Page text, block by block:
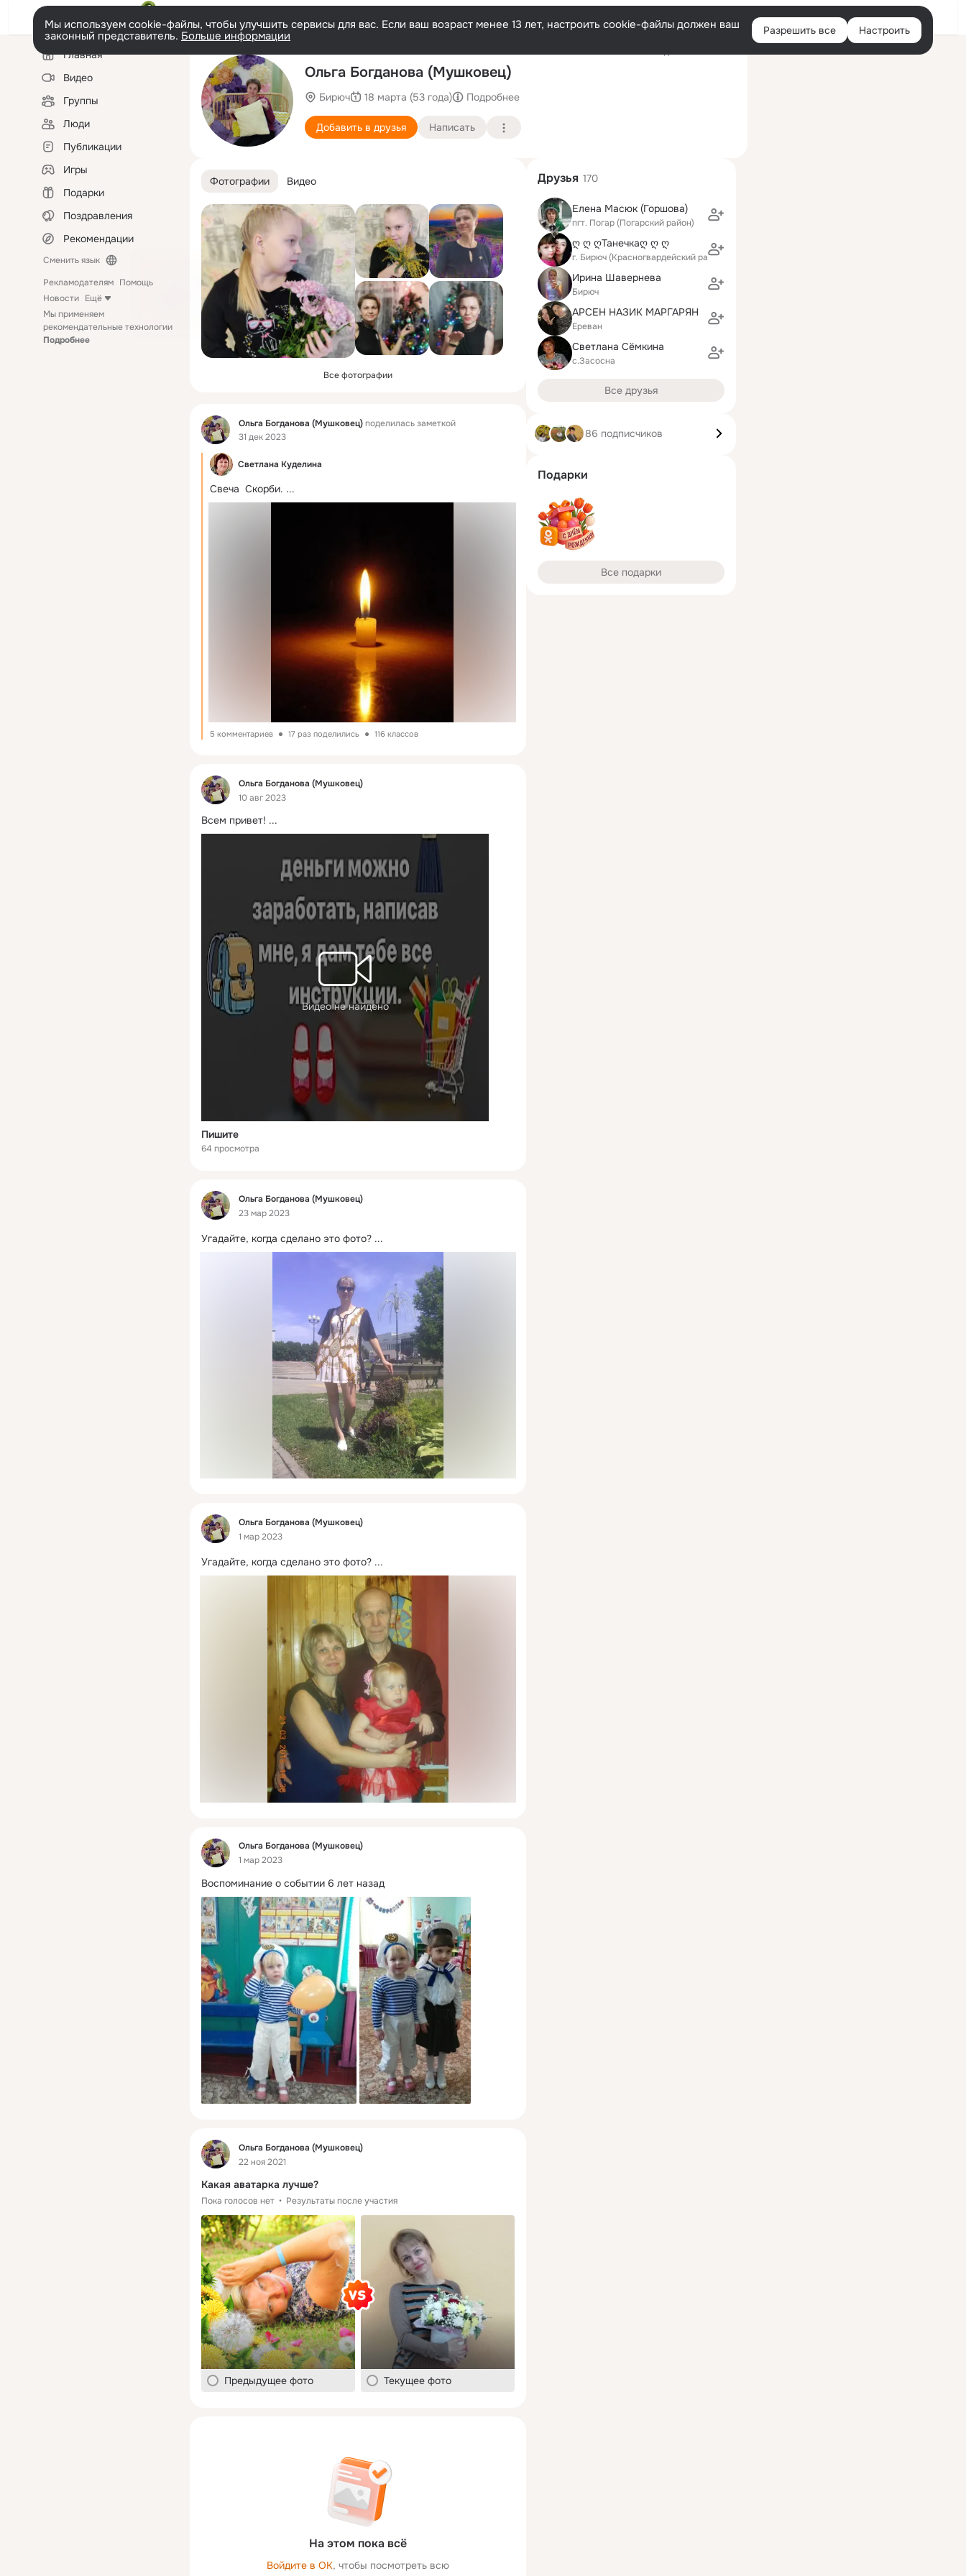
Войти
Мы используем cookie-файлы, чтобы улучшить сервисы для вас. Если ваш возраст менее 13 лет, настроить cookie-файлы должен ваш
законный представитель. Больше информации Разрешить все Настроить
Левая
колонкаГлавная
Видео
Группы
Люди
Публикации
Игры
Подарки
Поздравления
Рекомендации
Сменить язык
Рекламодателям Помощь
Новости Ещё
Мы применяем
рекомендательные технологии
Подробнее
Ольга Богданова (Мушковец)
Бирюч 18 марта (53 года) Подробнее
Добавить в друзья Написать
Фотографии Видео
Все фотографии
Фид Ольга Богданова (Мушковец)поделилась заметкой
31 дек 2023
Светлана Куделина
Свеча  Скорби. ...
5 комментариев 17 раз поделились 116 классов
Фид
Ольга Богданова (Мушковец)
10 авг 2023
Всем привет! ...
Видео не найдено
Пишите
64 просмотра
Фид
Ольга Богданова (Мушковец)
23 мар 2023
Угадайте, когда сделано это фото? ...
Фид
Ольга Богданова (Мушковец)
1 мар 2023
Угадайте, когда сделано это фото? ...
Фид
Ольга Богданова (Мушковец)
1 мар 2023
Воспоминание о событии 6 лет назад
Фид
Ольга Богданова (Мушковец)
22 ноя 2021
Какая аватарка лучше?
Пока голосов нет Результаты после участия
Предыдущее фото Текущее фото
На этом пока всё
Войдите в ОК, чтобы посмотреть всю
Друзья 170
Елена Масюк (Горшова)
пгт. Погар (Погарский район)
ღ ღ ღТанечкаღ ღ ღ
г. Бирюч (Красногвардейский район)
Ирина Шавернева
Бирюч
АРСЕН НАЗИК МАРГАРЯН
Ереван
Светлана Сёмкина
с.Засосна
Все друзья
86 подписчиков
Подарки
Все подарки